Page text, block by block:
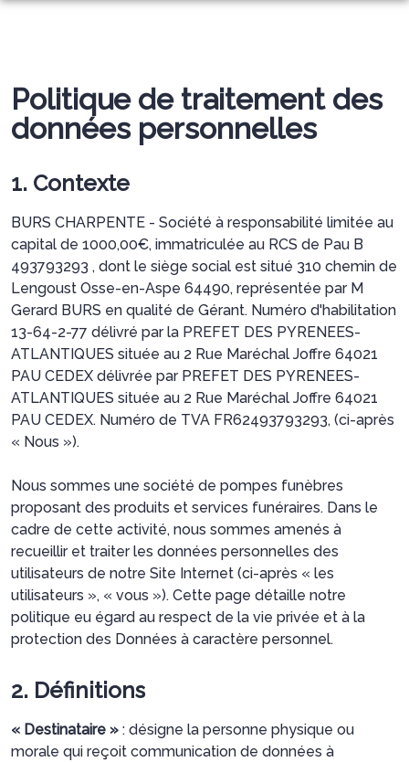
SERVICES AUX FAMILLES
NOTRE CHAMBRE FUNERAIRE
ESPACES HOMMAGES
Politique de traitement des
données personnelles
1. Contexte
BURS CHARPENTE - Société à responsabilité limitée au
capital de 1000,00€, immatriculée au RCS de Pau B
493793293 , dont le siège social est situé 310 chemin de
Lengoust Osse-en-Aspe 64490, représentée par M
Gerard BURS en qualité de Gérant. Numéro d'habilitation
13-64-2-77 délivré par la PREFET DES PYRENEES-
ATLANTIQUES située au 2 Rue Maréchal Joffre 64021
PAU CEDEX délivrée par PREFET DES PYRENEES-
ATLANTIQUES située au 2 Rue Maréchal Joffre 64021
PAU CEDEX. Numéro de TVA FR62493793293, (ci-après
« Nous »).
Nous sommes une société de pompes funèbres
proposant des produits et services funéraires. Dans le
cadre de cette activité, nous sommes amenés à
recueillir et traiter les données personnelles des
utilisateurs de notre Site Internet (ci-après « les
utilisateurs », « vous »). Cette page détaille notre
politique eu égard au respect de la vie privée et à la
protection des Données à caractère personnel.
2. Définitions
« Destinataire » : désigne la personne physique ou
morale qui reçoit communication de données à